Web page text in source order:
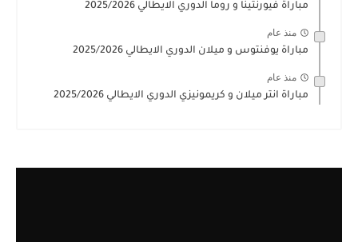
مباراة فيورنتينا و روما الدوري الايطالي 2025/2026
منذ عام
مباراة يوفنتوس و ميلان الدوري الايطالي 2025/2026
منذ عام
مباراة انتر ميلان و كريمونيزي الدوري الايطالي 2025/2026